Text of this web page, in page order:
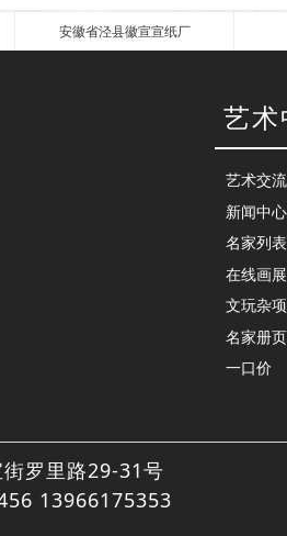
艺术
艺术交流
新闻中心
名家列表
在线画展
文玩杂项
名家册页
一口价
罗里路29-31号
13966175353
安徽省泾县徽宣宣纸厂